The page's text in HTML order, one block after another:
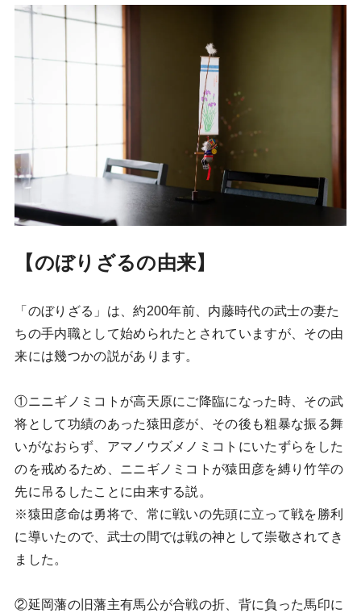
【のぼりざるの由来】
「のぼりざる」は、約200年前、内藤時代の武士の妻た
ちの手内職として始められたとされていますが、その由
来には幾つかの説があります。
①ニニギノミコトが高天原にご降臨になった時、その武
将として功績のあった猿田彦が、その後も粗暴な振る舞
いがなおらず、アマノウズメノミコトにいたずらをした
のを戒めるため、ニニギノミコトが猿田彦を縛り竹竿の
先に吊るしたことに由来する説。
※猿田彦命は勇将で、常に戦いの先頭に立って戦を勝利
に導いたので、武士の間では戦の神として崇敬されてき
ました。
②延岡藩の旧藩主有馬公が合戦の折、背に負った馬印に